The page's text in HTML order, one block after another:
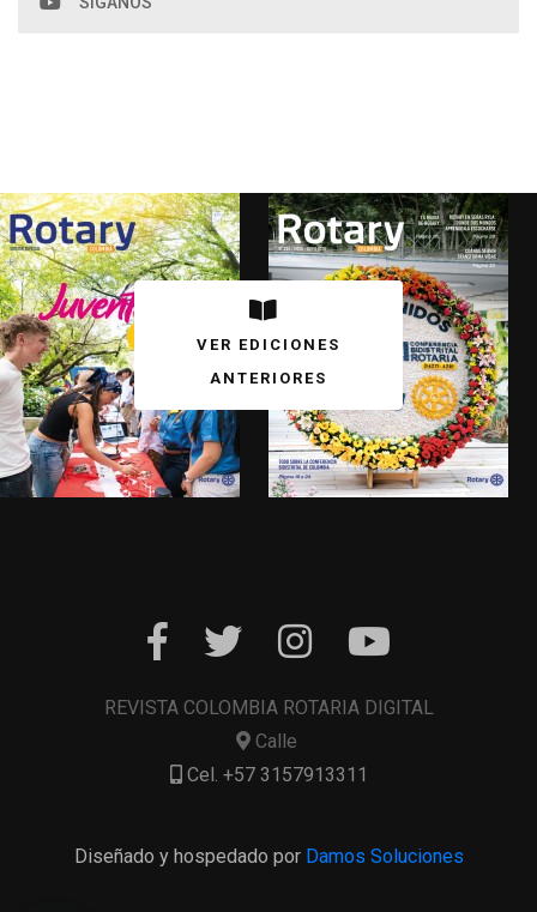
VER EDICIONES
ANTERIORES
REVISTA COLOMBIA ROTARIA DIGITAL
Calle
Cel. +57 3157913311
Diseñado y hospedado por Damos Soluciones